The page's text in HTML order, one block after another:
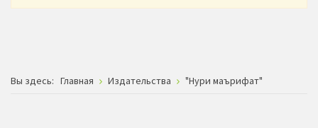
Вы здесь: Главная Издательства "Нури маърифат"